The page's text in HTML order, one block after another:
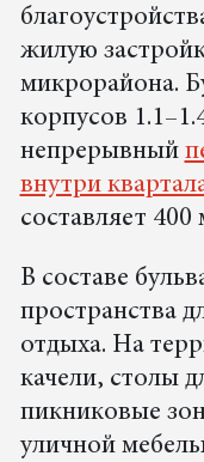
жилую
микрорайона.
корпусов
непрерывный
внутри
составляет 400
В составе
пространства
отдыха. На
качели, столы
пикниковые
уличной